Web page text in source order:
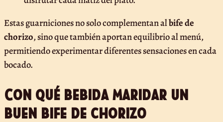
Estas guarniciones no solo complementan albife de
chorizo, sino que también aportan equilibrio al menú,
permitiendo experimentar diferentes sensaciones en cada
bocado.
Con qué bebida maridar un
buen bife de chorizo